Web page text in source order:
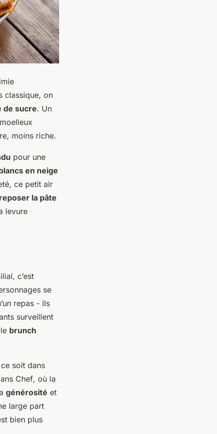
classique, on
de sucre. Un
moins riche.
pour une
en neige
ce petit air
la pâte
levure
c’est
se
repas - ils
surveillent
brunch
soit dans
Chef, où la
générosité et
large part
bien plus